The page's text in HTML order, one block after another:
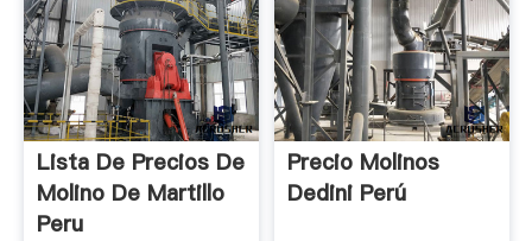
Lista De Precios De
Molino De Martillo
Peru
Precio Molinos
Dedini Perú